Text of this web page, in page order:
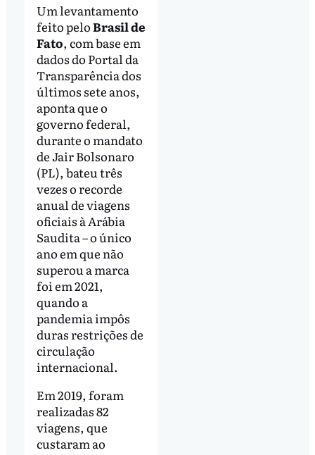
Um levantamento
feito peloBrasil de
Fato, com base em
dados do Portal da
Transparência dos
últimos sete anos,
aponta que o
governo federal,
durante o mandato
de Jair Bolsonaro
(PL), bateu três
vezes o recorde
anual de viagens
oficiais à Arábia
Saudita – o único
ano em que não
superou a marca
foi em 2021,
quando a
pandemia impôs
duras restrições de
circulação
internacional.
Em 2019, foram
realizadas 82
viagens, que
custaram ao